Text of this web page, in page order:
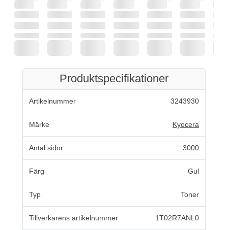
Produktspecifikationer
Artikelnummer 3243930
Märke Kyocera
Antal sidor 3000
Färg Gul
Typ Toner
Tillverkarens artikelnummer 1T02R7ANL0